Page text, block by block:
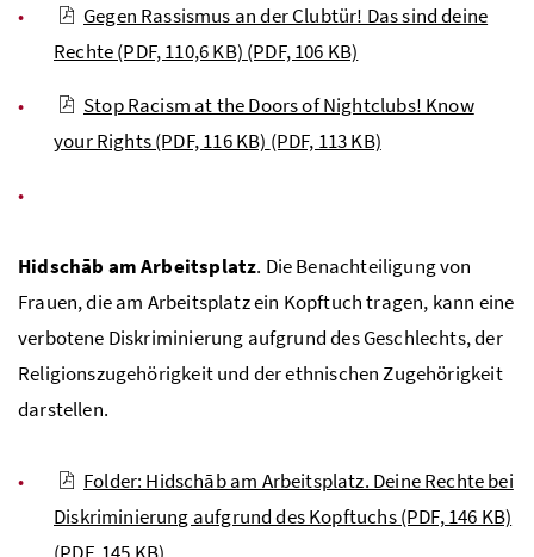
Gegen Rassismus an der Clubtür! Das sind deine
Rechte (PDF, 110,6 KB) (PDF, 106 KB)
Stop Racism at the Doors of Nightclubs! Know
your Rights (PDF, 116 KB) (PDF, 113 KB)
Hidschāb am Arbeitsplatz. Die Benachteiligung von
Frauen, die am Arbeitsplatz ein Kopftuch tragen, kann eine
verbotene Diskriminierung aufgrund des Geschlechts, der
Religionszugehörigkeit und der ethnischen Zugehörigkeit
darstellen.
Folder: Hidschāb am Arbeitsplatz. Deine Rechte bei
Diskriminierung aufgrund des Kopftuchs (PDF, 146 KB)